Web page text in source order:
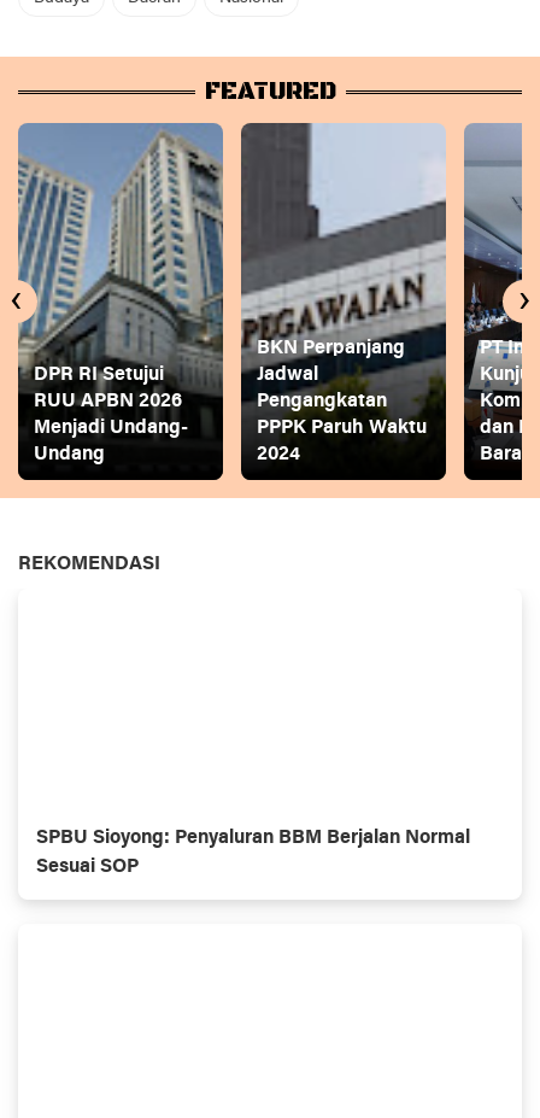
FEATURED
DPR RI Setujui
RUU APBN 2026
Menjadi Undang-
Undang
BKN Perpanjang
Jadwal
Pengangkatan
PPPK Paruh Waktu
2024
PT
dan
Bara
‹ ›
REKOMENDASI
SPBU Sioyong: Penyaluran BBM Berjalan Normal
Sesuai SOP